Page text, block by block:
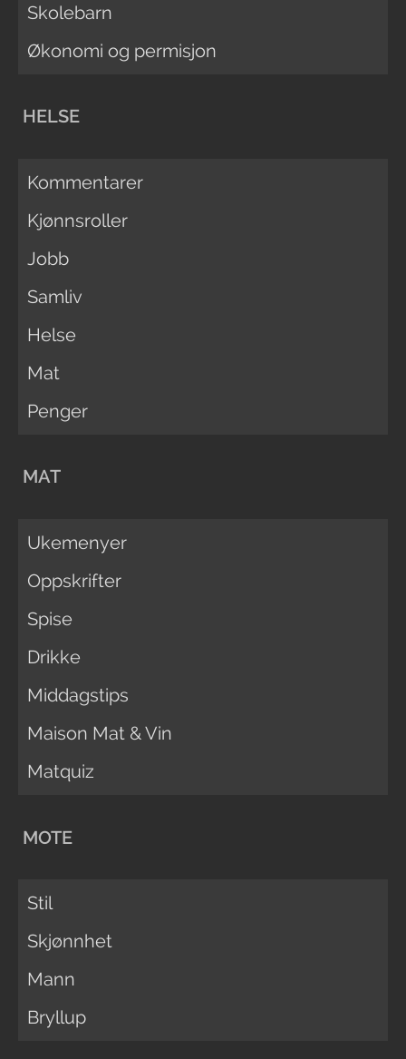
Skolebarn
Økonomi og permisjon
HELSE
Kommentarer
Kjønnsroller
Jobb
Samliv
Helse
Mat
Penger
MAT
Ukemenyer
Oppskrifter
Spise
Drikke
Middagstips
Maison Mat & Vin
Matquiz
MOTE
Stil
Skjønnhet
Mann
Bryllup